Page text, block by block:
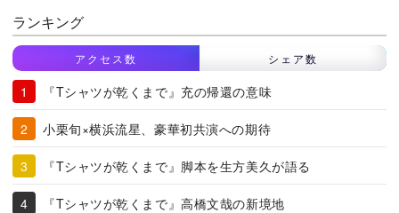
ランキング
アクセス数 シェア数
『Tシャツが乾くまで』充の帰還の意味
小栗旬×横浜流星、豪華初共演への期待
『Tシャツが乾くまで』脚本を生方美久が語る
『Tシャツが乾くまで』高橋文哉の新境地